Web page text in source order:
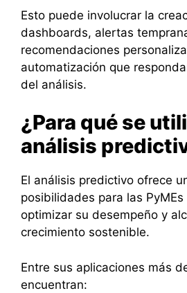
Esto puede involucrar la
dashboards, alertas
recomendaciones
automatización que
del análisis.
¿Para qué se
análisis
El análisis predictivo ofrece
posibilidades para las
optimizar su desempeño y
crecimiento sostenible.
Entre sus aplicaciones más
encuentran: